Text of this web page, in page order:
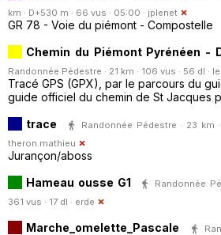
km · D+530 m · 66 vus · 05:00 · jplenet
GR 78 - Voie du piémont - Compostelle
Chemin du Piémont Pyrénéen -
Randonnée Pédestre · 21 km · 106 vus · 56 dl ·
Tracé GPS (GPX), par le parcours du
guide officiel du chemin de St Jacques
trace
Randonnée Pédestre · 23 km
theron.mathieu
Jurançon/aboss
Hameau ousse G1
Randonnée
361 vus · 17 dl · erde
Marche_omelette_Pascale